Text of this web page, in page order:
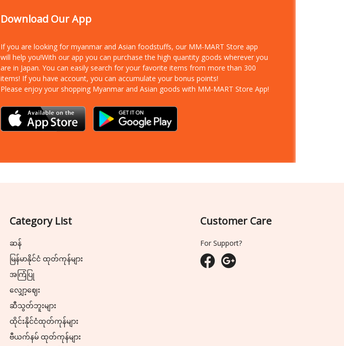
Download Our App
If you are looking for myanmar and Asian foodstuffs, our MM-MART Store app
will help you!With our app you can purchase the high quantity goods wherever you
are in Japan. You can easily search for your favorite items from more than 300
items! If you have account, you can accumulate your bonus points!
Please enjoy your shopping Myanmar and Asian goods with MM-MART Store App!
Category List
ဆန်
မြန်မာနိုင်ငံ ထုတ်ကုန်များ
အကြံပြု
လျှော့ဈေး
ဆီသွတ်ဘူးများ
ထိုင်းနိုင်ငံထုတ်ကုန်များ
ဗီယက်နမ် ထုတ်ကုန်များ
Customer Care
For Support?